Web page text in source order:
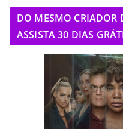
DO MESMO CRIADOR
ASSISTA 30 DIAS